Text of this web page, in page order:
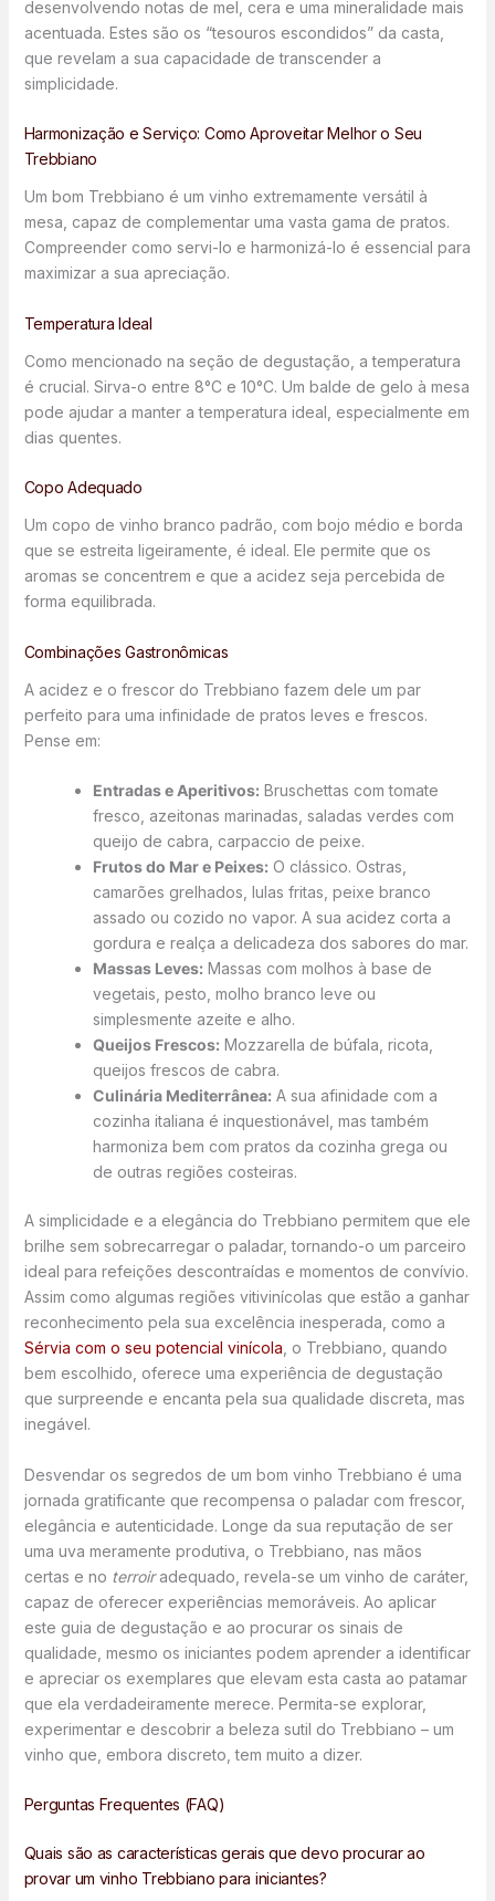
desenvolvendo notas de mel, cera e uma mineralidade mais
acentuada. Estes são os “tesouros escondidos” da casta,
que revelam a sua capacidade de transcender a
simplicidade.
Harmonização e Serviço: Como Aproveitar Melhor o Seu
Trebbiano
Um bom Trebbiano é um vinho extremamente versátil à
mesa, capaz de complementar uma vasta gama de pratos.
Compreender como servi-lo e harmonizá-lo é essencial para
maximizar a sua apreciação.
Temperatura Ideal
Como mencionado na seção de degustação, a temperatura
é crucial. Sirva-o entre 8°C e 10°C. Um balde de gelo à mesa
pode ajudar a manter a temperatura ideal, especialmente em
dias quentes.
Copo Adequado
Um copo de vinho branco padrão, com bojo médio e borda
que se estreita ligeiramente, é ideal. Ele permite que os
aromas se concentrem e que a acidez seja percebida de
forma equilibrada.
Combinações Gastronômicas
A acidez e o frescor do Trebbiano fazem dele um par
perfeito para uma infinidade de pratos leves e frescos.
Pense em:
Entradas e Aperitivos:Bruschettas com tomate
fresco, azeitonas marinadas, saladas verdes com
queijo de cabra, carpaccio de peixe.
Frutos do Mar e Peixes:O clássico. Ostras,
camarões grelhados, lulas fritas, peixe branco
assado ou cozido no vapor. A sua acidez corta a
gordura e realça a delicadeza dos sabores do mar.
Massas Leves:Massas com molhos à base de
vegetais, pesto, molho branco leve ou
simplesmente azeite e alho.
Queijos Frescos:Mozzarella de búfala, ricota,
queijos frescos de cabra.
Culinária Mediterrânea:A sua afinidade com a
cozinha italiana é inquestionável, mas também
harmoniza bem com pratos da cozinha grega ou
de outras regiões costeiras.
A simplicidade e a elegância do Trebbiano permitem que ele
brilhe sem sobrecarregar o paladar, tornando-o um parceiro
ideal para refeições descontraídas e momentos de convívio.
Assim como algumas regiões vitivinícolas que estão a ganhar
reconhecimento pela sua excelência inesperada, como a
Sérvia com o seu potencial vinícola, o Trebbiano, quando
bem escolhido, oferece uma experiência de degustação
que surpreende e encanta pela sua qualidade discreta, mas
inegável.
Desvendar os segredos de um bom vinho Trebbiano é uma
jornada gratificante que recompensa o paladar com frescor,
elegância e autenticidade. Longe da sua reputação de ser
uma uva meramente produtiva, o Trebbiano, nas mãos
certas e no terroiradequado, revela-se um vinho de caráter,
capaz de oferecer experiências memoráveis. Ao aplicar
este guia de degustação e ao procurar os sinais de
qualidade, mesmo os iniciantes podem aprender a identificar
e apreciar os exemplares que elevam esta casta ao patamar
que ela verdadeiramente merece. Permita-se explorar,
experimentar e descobrir a beleza sutil do Trebbiano – um
vinho que, embora discreto, tem muito a dizer.
Perguntas Frequentes (FAQ)
Quais são as características gerais que devo procurar ao
provar um vinho Trebbiano para iniciantes?